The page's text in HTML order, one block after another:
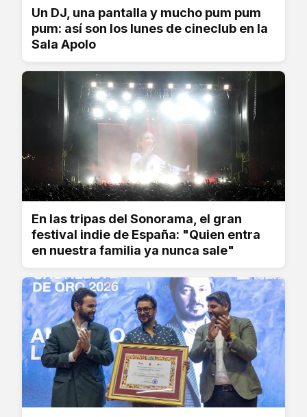
Un DJ, una pantalla y mucho pum pum
pum: así son los lunes de cineclub en la
Sala Apolo
En las tripas del Sonorama, el gran
festival indie de España: "Quien entra
en nuestra familia ya nunca sale"